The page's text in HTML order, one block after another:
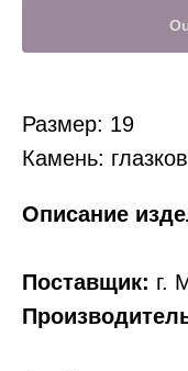
Описание
Поставщик: г.
Размер: 19
Камень: